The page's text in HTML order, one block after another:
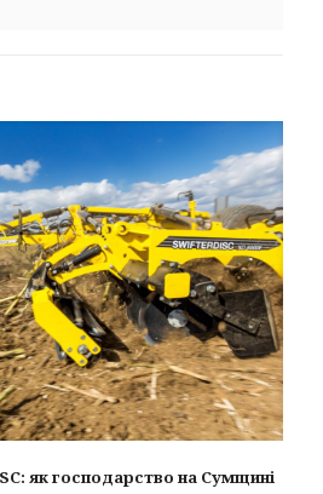
як господарство на Сумщині